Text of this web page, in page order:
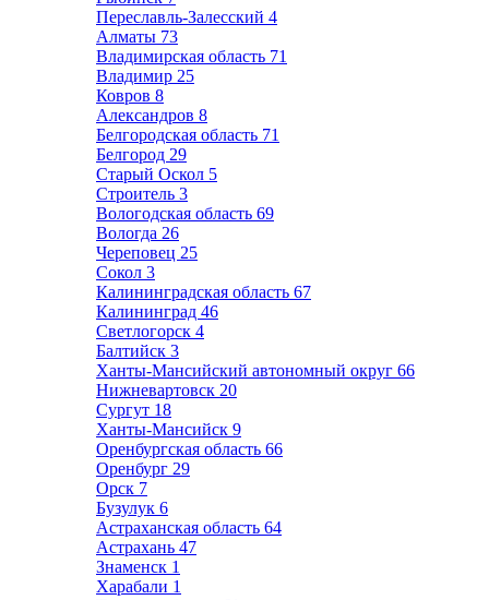
Переславль-Залесский 4
Алматы 73
Владимирская область 71
Владимир 25
Ковров 8
Александров 8
Белгородская область 71
Белгород 29
Старый Оскол 5
Строитель 3
Вологодская область 69
Вологда 26
Череповец 25
Сокол 3
Калининградская область 67
Калининград 46
Светлогорск 4
Балтийск 3
Ханты-Мансийский автономный округ 66
Нижневартовск 20
Сургут 18
Ханты-Мансийск 9
Оренбургская область 66
Оренбург 29
Орск 7
Бузулук 6
Астраханская область 64
Астрахань 47
Знаменск 1
Харабали 1